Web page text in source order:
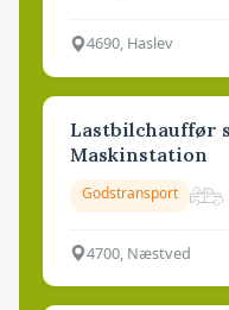
4690, Haslev
Lastbilchauffør
Maskinstation
Godstransport
4700, Næstved